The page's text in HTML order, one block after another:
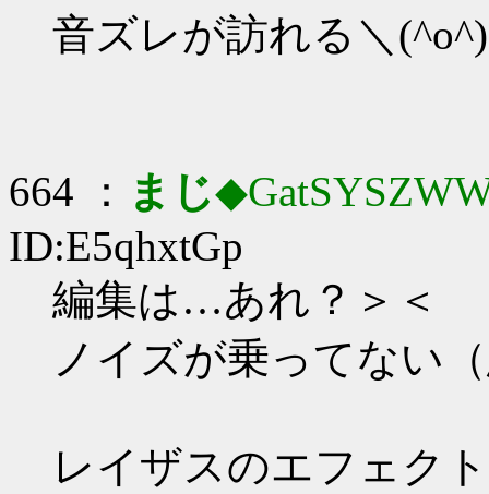
音ズレが訪れる＼
664 ： まじ
ID:E5qhxtGp
編集は…あれ？＞＜
ノイズが乗ってない
レイザスのエフェク